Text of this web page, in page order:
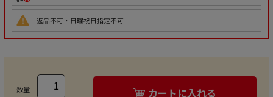
返品不可・日曜祝日指定不可
数量 カートに入れる